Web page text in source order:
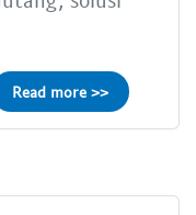
Read more >>